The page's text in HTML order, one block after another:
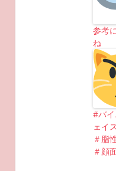
参考
ね
#バ
ェイ
＃脂
＃顔